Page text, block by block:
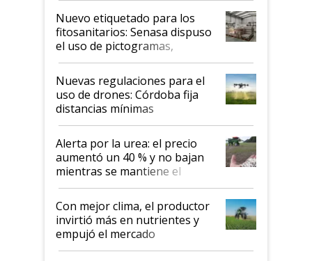
fina
Nuevo etiquetado para los
fitosanitarios: Senasa dispuso
el uso de pictogramas,
palabras de advertencia e
indicaciones
Nuevas regulaciones para el
uso de drones: Córdoba fija
distancias mínimas
Alerta por la urea: el precio
aumentó un 40 % y no bajan
mientras se mantiene el
conflicto en Medio Oriente
Con mejor clima, el productor
invirtió más en nutrientes y
empujó el mercado